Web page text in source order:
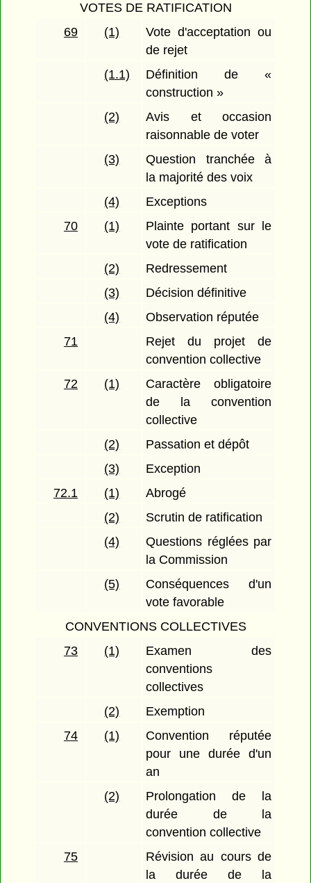
VOTES DE RATIFICATION
69
(1)
Vote d'acceptation ou
de rejet
(1.1)
Définition de «
construction »
(2)
Avis et occasion
raisonnable de voter
(3)
Question tranchée à
la majorité des voix
(4)
Exceptions
70
(1)
Plainte portant sur le
vote de ratification
(2)
Redressement
(3)
Décision définitive
(4)
Observation réputée
71
Rejet du projet de
convention collective
72
(1)
Caractère obligatoire
de la convention
collective
(2)
Passation et dépôt
(3)
Exception
72.1
(1)
Abrogé
(2)
Scrutin de ratification
(4)
Questions réglées par
la Commission
(5)
Conséquences d'un
vote favorable
CONVENTIONS COLLECTIVES
73
(1)
Examen des
conventions
collectives
(2)
Exemption
74
(1)
Convention réputée
pour une durée d'un
an
(2)
Prolongation de la
durée de la
convention collective
75
Révision au cours de
la durée de la